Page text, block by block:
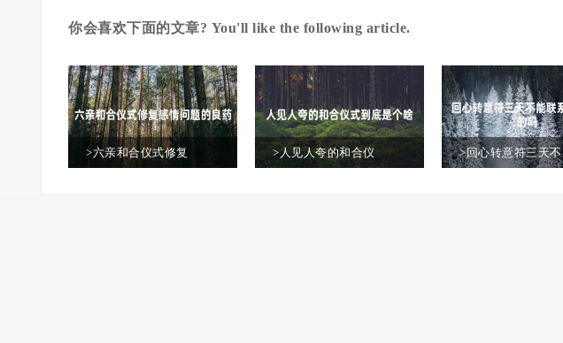
你会喜欢下面的文章? You'll like the following article.
>六亲和合仪式修复 >人见人夸的和合仪 >回心转意符三天不